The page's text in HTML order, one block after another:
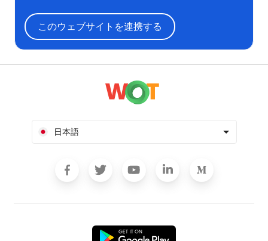
このウェブサイトを連携する
日本語